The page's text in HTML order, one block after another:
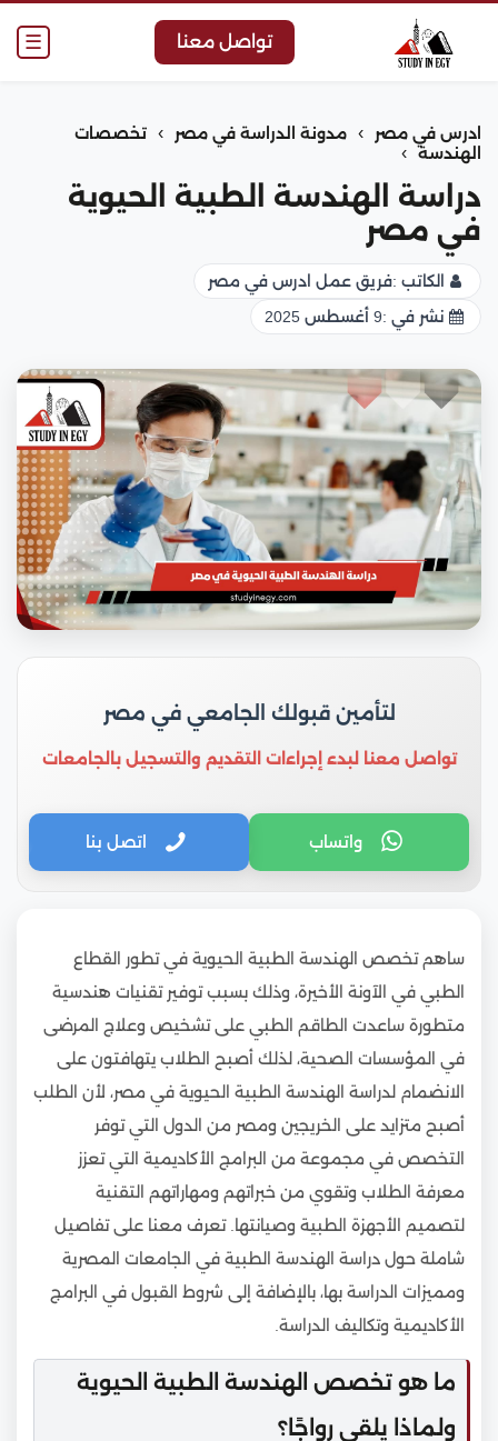
☰ تواصل معنا
ادرس في مصر › مدونة الدراسة في مصر ›
تخصصات
الهندسة
›
دراسة الهندسة الطبية الحيوية
في مصر
الكاتب :فريق عمل ادرس في مصر
نشر في :9 أغسطس 2025
لتأمين قبولك الجامعي في مصر
تواصل معنا لبدء إجراءات التقديم والتسجيل بالجامعات
واتساب اتصل بنا
ساهم تخصص الهندسة الطبية الحيوية في تطور القطاع
الطبي في الآونة الأخيرة، وذلك بسبب توفير تقنيات هندسية
متطورة ساعدت الطاقم الطبي على تشخيص وعلاج المرضى
في المؤسسات الصحية، لذلك أصبح الطلاب يتهافتون على
الانضمام لدراسة الهندسة الطبية الحيوية في مصر، لأن الطلب
أصبح متزايد على الخريجين ومصر من الدول التي توفر
التخصص في مجموعة من البرامج الأكاديمية التي تعزز
معرفة الطلاب وتقوي من خبراتهم ومهاراتهم التقنية
لتصميم الأجهزة الطبية وصيانتها. تعرف معنا على تفاصيل
شاملة حول دراسة الهندسة الطبية في الجامعات المصرية
ومميزات الدراسة بها، بالإضافة إلى شروط القبول في البرامج
الأكاديمية وتكاليف الدراسة.
ما هو تخصص الهندسة الطبية الحيوية
ولماذا يلقى رواجًا؟